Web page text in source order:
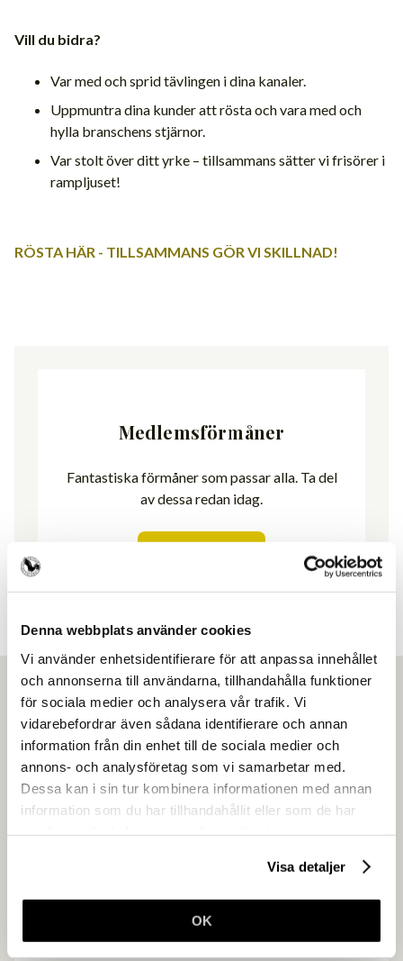
Denna webbplats använder cookies
Vi använder enhetsidentifierare för att anpassa innehållet
och annonserna till användarna, tillhandahålla funktioner
för sociala medier och analysera vår trafik. Vi
vidarebefordrar även sådana identifierare och annan
information från din enhet till de sociala medier och
annons- och analysföretag som vi samarbetar med.
Dessa kan i sin tur kombinera informationen med annan
information som du har tillhandahållit eller som de har
Visa detaljer
OK
Vill du bidra?
Var med och sprid tävlingen i dina kanaler.
Uppmuntra dina kunder att rösta och vara med och
hylla branschens stjärnor.
Var stolt över ditt yrke – tillsammans sätter vi frisörer i
rampljuset!
RÖSTA HÄR - TILLSAMMANS GÖR VI SKILLNAD!
Medlemsförmåner
Fantastiska förmåner som passar alla. Ta del
av dessa redan idag.
Ansök om medlemskap
Gör som över 4500 andra frisörföretagare
Ansök om medlemskap